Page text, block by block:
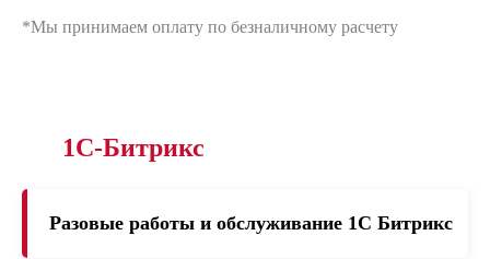
*Мы принимаем оплату по безналичному расчету
1С-Битрикс
Разовые работы и обслуживание 1C Битрикс